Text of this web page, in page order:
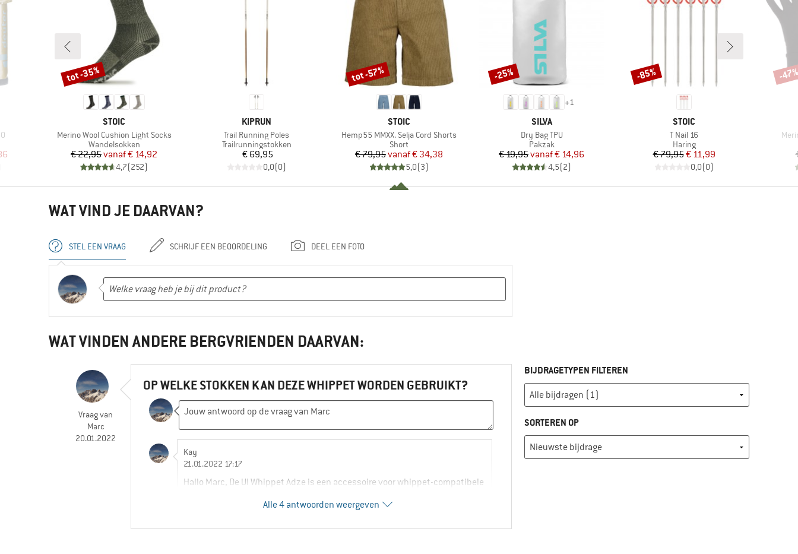
prijs
MERK
STOIC
Artikel
Merino Wool Cushion Light Socks
Productgroep
Wandelsokken
Prijs
€ 22,95 Verlaagde prijs
vanaf€ 14,92
4,7(252)
Korting
tot -35%
MERK
KIPRUN
Artikel
Trail Running Poles
Productgroep
Trailrunningstokken
Prijs
€ 69,95
0,0(0)
MERK
STOIC
Artikel
Hemp55 MMXX. Selja Cord Shorts
Productgroep
Short
Prijs
€ 79,95 Verlaagde prijs
vanaf€ 34,38
5,0(3)
Korting
tot -57%
+1
MERK
SILVA
Artikel
Dry Bag TPU
Productgroep
Pakzak
Prijs
€ 19,95 Verlaagde prijs
vanaf€ 14,96
4,5(2)
Korting
-25%
MERK
STOIC
Artikel
T Nail 16
Productgroep
Haring
Prijs
€ 79,95Verlaagde prijs
€ 11,99
0,0(0)
Korting
-85% -
WAT VIND JE DAARVAN?
STEL EEN VRAAG SCHRIJF EEN BEOORDELING DEEL EEN FOTO
WAT VINDEN ANDERE BERGVRIENDEN DAARVAN:
Vraagvan
Marc
20.01.2022
OP WELKE STOKKEN KAN DEZE WHIPPET WORDEN GEBRUIKT?
Kay
21.01.2022 17:17
Hallo Marc, De UI Whippet Adze is een accessoire voor whippet-compatibele
Alle 4 antwoorden weergeven
BIJDRAGETYPEN FILTEREN
SORTEREN OP